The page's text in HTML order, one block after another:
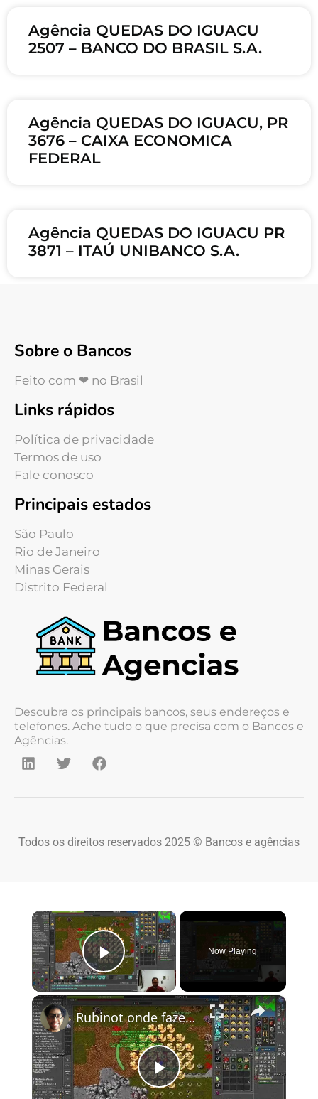
Agência QUEDAS DO IGUACU
2507 – BANCO DO BRASIL S.A.
Agência QUEDAS DO IGUACU, PR
3676 – CAIXA ECONOMICA
FEDERAL
Agência QUEDAS DO IGUACU PR
3871 – ITAÚ UNIBANCO S.A.
Sobre o Bancos
Feito com ❤ no Brasil
Links rápidos
Política de privacidade
Termos de uso
Fale conosco
Principais estados
São Paulo
Rio de Janeiro
Minas Gerais
Distrito Federal
Descubra os principais bancos, seus endereços e
telefones. Ache tudo o que precisa com o Bancos e
Agências.
Todos os direitos reservados 2025 © Bancos e agências
×
Play Video
Now Playing
×
Play Video
Rubinot onde fazer a Task de Oramond